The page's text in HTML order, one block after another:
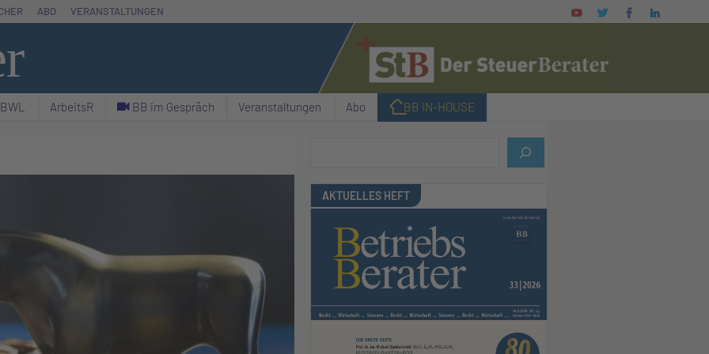
ABO VERANSTALTUNGEN
ArbeitsR C BB im Gespräch Veranstaltungen Abo I BB IN-HOUSE
AKTUELLES HEFT